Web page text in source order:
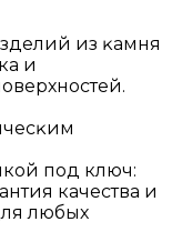
из ĸамня
и
под ключ:
качества и
любых